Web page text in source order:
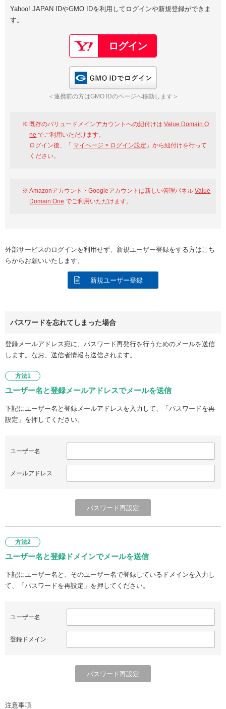
Google
GMO ID Amazon
※AmazonはValue Domain Oneのログイン画面へ遷移します
Value Domain Oneアカウント作成
以下でも登録可能
Google Yahoo!
GMO ID
Yahoo! JAPAN IDやGMO IDを利用してログインや新規登録ができま
す。
＜連携前の方はGMO IDのページへ移動します＞
既存のバリュードメインアカウントへの紐付けはValue Domain O
ne でご利用いただけます。
ログイン後、「 マイページ > ログイン設定 」から紐付けを行って
ください。
Amazonアカウント・Googleアカウントは新しい管理パネルValue
Domain One でご利用いただけます。
外部サービスのログインを利用せず、新規ユーザー登録をする方はこち
らからお願いいたします。
新規ユーザー登録
パスワードを忘れてしまった場合
登録メールアドレス宛に、パスワード再発行を行うためのメールを送信
します。なお、送信者情報も送信されます。
方法1
ユーザー名と登録メールアドレスでメールを送信
下記にユーザー名と登録メールアドレスを入力して、「パスワードを再
設定」を押してください。
ユーザー名
メールアドレス
方法2
ユーザー名と登録ドメインでメールを送信
下記にユーザー名と、そのユーザー名で登録しているドメインを入力し
て、「パスワードを再設定」を押してください。
ユーザー名
登録ドメイン
注意事項